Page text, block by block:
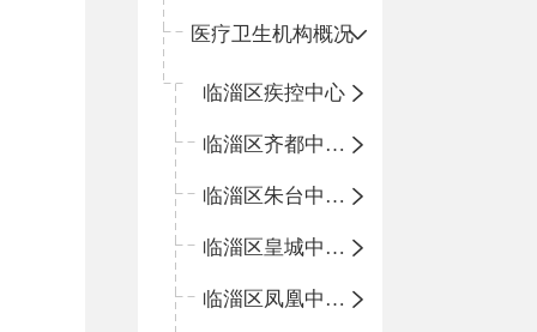
医疗卫生机构概况
临淄区疾控中心
临淄区齐都中心卫生院
临淄区朱台中心卫生院
临淄区皇城中心卫生院
临淄区凤凰中心卫生院